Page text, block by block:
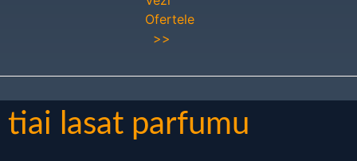
Ofertele
>>
tiai lasat parfumu